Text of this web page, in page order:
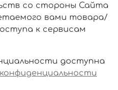
со стороны Сайта
вами товара/
к сервисам
доступна